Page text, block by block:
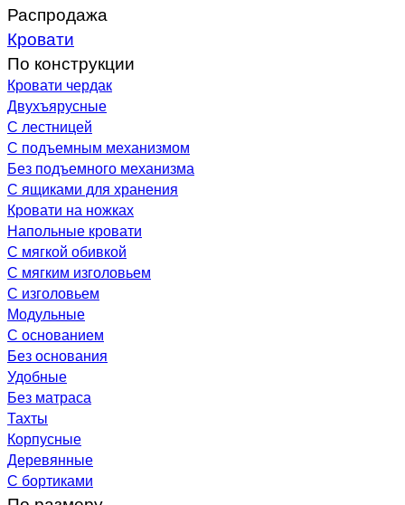
Распродажа
Кровати
По конструкции
Кровати чердак
Двухъярусные
С лестницей
С подъемным механизмом
Без подъемного механизма
С ящиками для хранения
Кровати на ножках
Напольные кровати
С мягкой обивкой
С мягким изголовьем
С изголовьем
Модульные
С основанием
Без основания
Удобные
Без матраса
Тахты
Корпусные
Деревянные
С бортиками